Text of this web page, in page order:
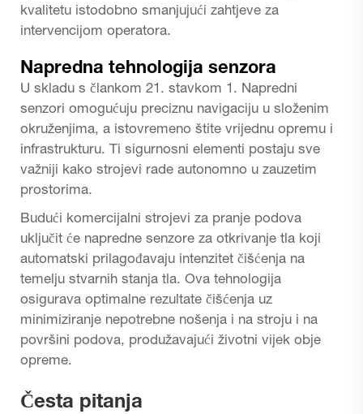
kvalitetu istodobno smanjujući zahtjeve za
intervencijom operatora.
Napredna tehnologija senzora
U skladu s člankom 21. stavkom 1. Napredni
senzori omogućuju preciznu navigaciju u složenim
okruženjima, a istovremeno štite vrijednu opremu i
infrastrukturu. Ti sigurnosni elementi postaju sve
važniji kako strojevi rade autonomno u zauzetim
prostorima.
Budući komercijalni strojevi za pranje podova
uključit će napredne senzore za otkrivanje tla koji
automatski prilagođavaju intenzitet čišćenja na
temelju stvarnih stanja tla. Ova tehnologija
osigurava optimalne rezultate čišćenja uz
minimiziranje nepotrebne nošenja i na stroju i na
površini podova, produžavajući životni vijek obje
opreme.
Česta pitanja